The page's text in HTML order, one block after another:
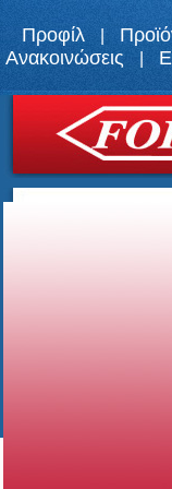
Προφίλ
Ανακοινώσεις